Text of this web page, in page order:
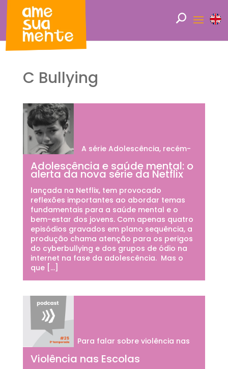
C Bullying
Adolescência e saúde mental: o
alerta da nova série da Netflix
A série Adolescência, recém-
lançada na Netflix, tem provocado
reflexões importantes ao abordar temas
fundamentais para a saúde mental e o
bem-estar dos jovens. Com apenas quatro
episódios gravados em plano sequência, a
produção chama atenção para os perigos
do cyberbullying e dos grupos de ódio na
internet na fase da adolescência. Mas o
que […]
Violência nas Escolas
Para falar sobre violência nas